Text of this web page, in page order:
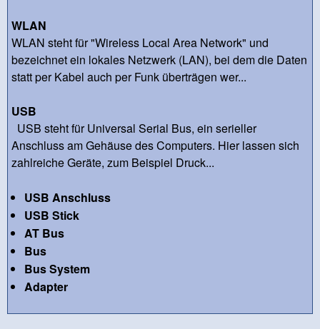
WLAN
WLAN steht für "Wireless Local Area Network" und
bezeichnet ein lokales Netzwerk (LAN), bei dem die Daten
statt per Kabel auch per Funk überträgen wer...
USB
USB steht für Universal Serial Bus, ein serieller
Anschluss am Gehäuse des Computers. Hier lassen sich
zahlreiche Geräte, zum Beispiel Druck...
USB Anschluss
USB Stick
AT Bus
Bus
Bus System
Adapter